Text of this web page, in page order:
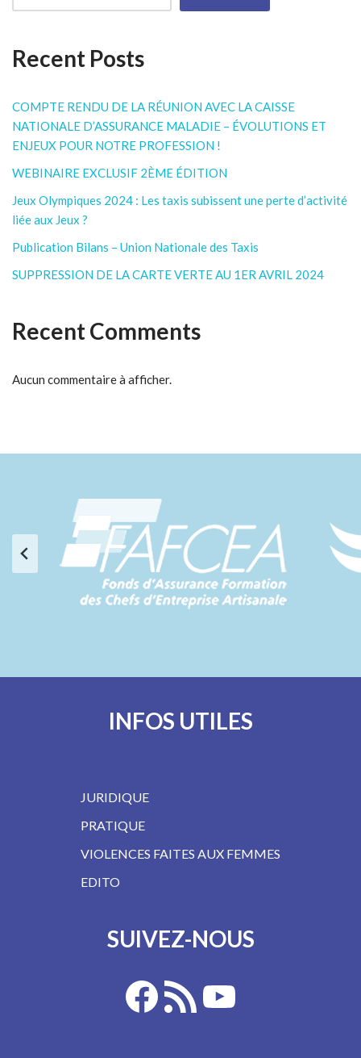
Recent Posts
COMPTE RENDU DE LA RÉUNION AVEC LA CAISSE
NATIONALE D’ASSURANCE MALADIE – ÉVOLUTIONS ET
ENJEUX POUR NOTRE PROFESSION !
WEBINAIRE EXCLUSIF 2ÈME ÉDITION
Jeux Olympiques 2024 : Les taxis subissent une perte d’activité
liée aux Jeux ?
Publication Bilans – Union Nationale des Taxis
SUPPRESSION DE LA CARTE VERTE AU 1ER AVRIL 2024
Recent Comments
Aucun commentaire à afficher.
INFOS UTILES
JURIDIQUE
PRATIQUE
VIOLENCES FAITES AUX FEMMES
EDITO
SUIVEZ-NOUS